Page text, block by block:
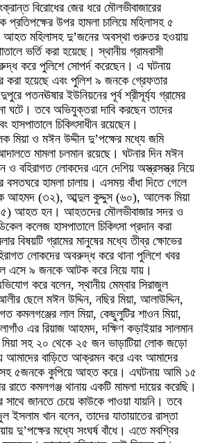
বিরোধের জের ধরে মৌলভীবাজারের
উপর হামলা চালিয়ে মহিলাসহ ৫
মহিলাসহ দু’জনের অবস্থা গুরুতর হওয়ায়
ভর্তি করা হয়েছে। স্থানীয় গ্রামবাসী
করে পুলিশে সোপর্দ করেছেন। এ ঘটনায়
করা হয়েছে এবং পুলিশ ৯ জনকে গ্রেফতার
পতনঊষার ইউনিয়নের পূর্ব শ্রীসূর্য্য গ্রামের
ঘটে। তবে অভিযুক্তরা দাবি করছেন তাদের
চিকিৎসাধীন রয়েছেন।
মিয়া ও মঈন উদ্দীন দু’পক্ষের মধ্যে জমি
মামলা চলমান রয়েছে। ঘটনার দিন মঈন
ও বহিরাগত লোকদের এনে দেশিয় অস্ত্রসস্ত্র নিয়ে
বসতঘরে হামলা চালায়। এসময় বাঁধা দিতে গেলে
আহমদ (৩২), আব্দুল কুদ্দুস (৬০), আলেক মিয়া
আহত হন। আহতদের মৌলভীবাজার সদর ও
কলেজ হাসপাতালে চিকিৎসা প্রদান করা
বিষয়টি গ্রামের মানুষের মধ্যে তীব্র ক্ষোভের
লোকদের অবরুদ্ধ করে থানা পুলিশে খবর
এসে ৯ জনকে আটক করে নিয়ে যায়।
করে বলেন, স্থানীয় মেম্বার সিরাজুল
ছেলে মঈন উদ্দিন, নছির মিয়া, আলাউদ্দিন,
কমলগঞ্জের লাল মিয়া, কেছুলুটির শাওন মিয়া,
এর রিয়াজ আহমদ, দক্ষিণ কড়াইয়ার সালমান
মিয়া সহ ২০ থেকে ২৫ জন ভাড়াটিয়া লোক জড়ো
আমাদের বাড়িতে আক্রমন করে এবং আমাদের
সহ ৫জনকে কুপিয়ে আহত করে। এঘটনায় আমি ১৫
কমলগঞ্জ থানায় একটি মামলা দায়ের করেছি।
সাথে জানতে চেয়ে কাউকে পাওয়া যায়নি। তবে
ইসলাম খান বলেন, তাদের যাতায়াতের রাস্তা
দু’পক্ষের মধ্যে সংঘর্ষ বাঁধে। এতে মবশ্বির